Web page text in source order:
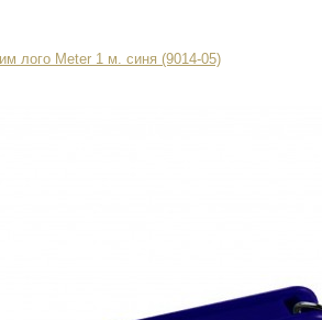
лого Meter 1 м. синя (9014-05)